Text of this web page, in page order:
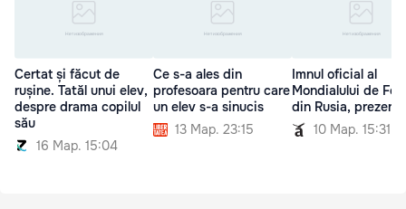
Certat și făcut de
rușine. Tatăl unui elev,
despre drama copilul
său
16 Мар. 15:04
Ce s-a ales din
profesoara pentru care
un elev s-a sinucis
13 Мар. 23:15
Imnul oficial al
Mondialului de
din Rusia,
10 Мар. 15:31